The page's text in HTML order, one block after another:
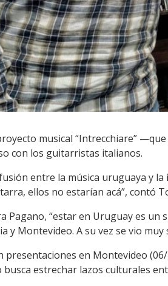
musical “Intrecchiare”
con los guitarristas italianos.
entre la música uruguaya y
ellos no estarían acá”, contó
Pagano, “estar en Uruguay es un
y Montevideo. A su vez se vio
presentaciones en Montevideo
estrechar lazos culturales